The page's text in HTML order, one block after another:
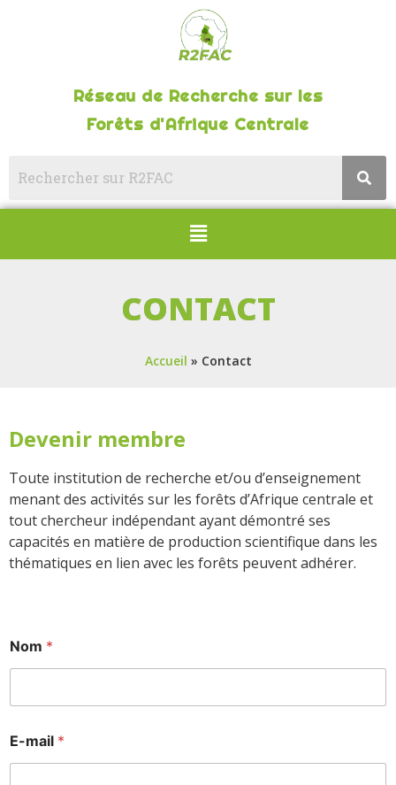
Réseau de Recherche sur les
Forêts d'Afrique Centrale
CONTACT
Accueil » Contact
Devenir membre
Toute institution de recherche et/ou d’enseignement
menant des activités sur les forêts d’Afrique centrale et
tout chercheur indépendant ayant démontré ses
capacités en matière de production scientifique dans les
thématiques en lien avec les forêts peuvent adhérer.
Nom *
E-mail *